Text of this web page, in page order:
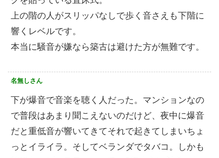
上の階の人がスリッパなしで歩く音さえも下階に
響くレベルです。
本当に騒音が嫌なら築古は避けた方が無難です。
名無しさん
下が爆音で音楽を聴く人だった。マンションなの
で普段はあまり聞こえないのだけど、夜中に爆音
だと重低音が響いてきてそれで起きてしまいちょ
っとイライラ。そしてベランダでタバコ。しかも